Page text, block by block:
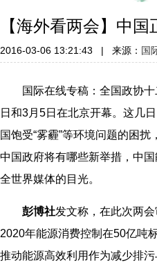
【海外看两会】中
2016-03-06 13:21:43 | 来源： 国
国际在线专稿：全国政协十
日和3月5日在北京开幕。这几
国饱受“雾霾”等环境问题的困
中国政府将有哪些新举措，中
全世界媒体的目光。
彭博社发文称，在此次两
2020年能源消费控制在50亿吨
推动能源高效利用作为减少排